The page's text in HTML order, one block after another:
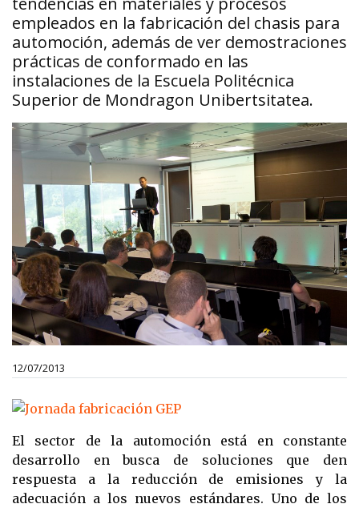
empleados en la fabricación del chasis para
automoción, además de ver demostraciones
prácticas de conformado en las
instalaciones de la Escuela Politécnica
Superior de Mondragon Unibertsitatea.
12/07/2013
El sector de la automoción está en constante
desarrollo en busca de soluciones que den
respuesta a la reducción de emisiones y la
adecuación a los nuevos estándares. Uno de los